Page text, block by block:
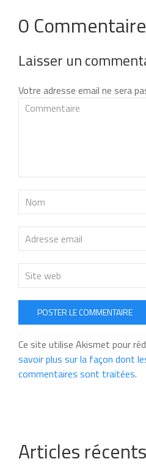
0 Commentaire
Laisser un
Votre adresse email ne sera
POSTER LE COMMENTAIRE
Ce site utilise Akismet pour
savoir plus sur la façon dont
commentaires sont traitées.
Articles récents